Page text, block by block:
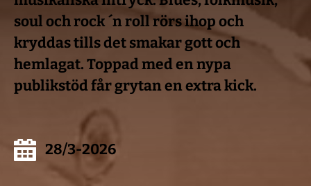
soul och rock ´n roll rörs ihop och
kryddas tills det smakar gott och
hemlagat. Toppad med en nypa
publikstöd får grytan en extra kick.
28/3-2026